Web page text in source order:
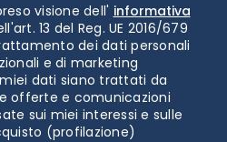
visione dell' informativa
13 del Reg. UE 2016/679
dei dati personali
e di marketing
dati siano trattati da
offerte e comunicazioni
sui miei interessi e sulle
(profilazione)